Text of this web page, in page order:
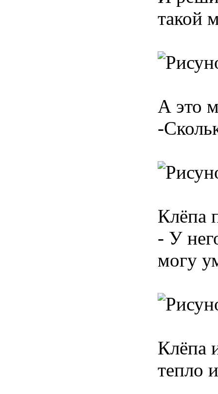
такой
А это
-
Клёпа
- У
могу
Клёпа
тепло